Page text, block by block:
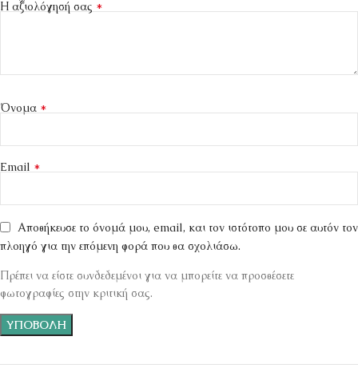
Η αξιολόγησή σας *
Όνομα *
Email *
Αποθήκευσε το όνομά μου, email, και τον ιστότοπο μου σε αυτόν τον
πλοηγό για την επόμενη φορά που θα σχολιάσω.
Πρέπει να είστε συνδεδεμένοι για να μπορείτε να προσθέσετε
φωτογραφίες στην κριτική σας.